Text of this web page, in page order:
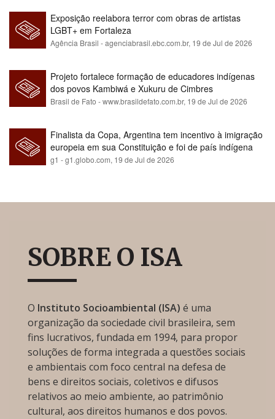
Exposição reelabora terror com obras de artistas
LGBT+ em Fortaleza
Agência Brasil - agenciabrasil.ebc.com.br, 19 de Jul de 2026
Projeto fortalece formação de educadores indígenas
dos povos Kambiwá e Xukuru de Cimbres
Brasil de Fato - www.brasildefato.com.br, 19 de Jul de 2026
Finalista da Copa, Argentina tem incentivo à imigração
europeia em sua Constituição e foi de país indígena
para maioria branca
g1 - g1.globo.com, 19 de Jul de 2026
SOBRE O ISA
O Instituto Socioambiental (ISA) é uma
organização da sociedade civil brasileira, sem
fins lucrativos, fundada em 1994, para propor
soluções de forma integrada a questões sociais
e ambientais com foco central na defesa de
bens e direitos sociais, coletivos e difusos
relativos ao meio ambiente, ao patrimônio
cultural, aos direitos humanos e dos povos.